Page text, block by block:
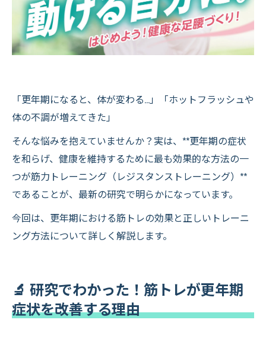
「更年期になると、体が変わる…」「ホットフラッシュや
体の不調が増えてきた」
そんな悩みを抱えていませんか？実は、**更年期の症状
を和らげ、健康を維持するために最も効果的な方法の一
つが筋力トレーニング（レジスタンストレーニング）**
であることが、最新の研究で明らかになっています。
今回は、更年期における筋トレの効果と正しいトレーニ
ング方法について詳しく解説します。
🔬 研究でわかった！筋トレが更年期
症状を改善する理由